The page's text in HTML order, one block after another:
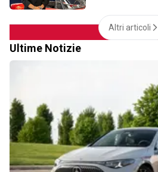
Altri articoli
Ultime Notizie